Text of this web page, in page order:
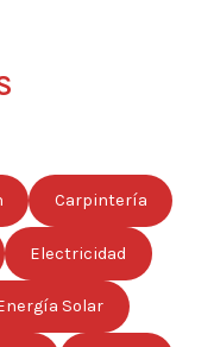
Carpintería
Electricidad
Solar